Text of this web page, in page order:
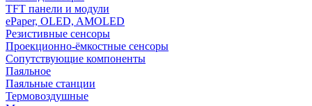
TFT панели и модули
ePaper, OLED, AMOLED
Резистивные сенсоры
Проекционно-ёмкостные сенсоры
Сопутствующие компоненты
Паяльное
Паяльные станции
Термовоздушные